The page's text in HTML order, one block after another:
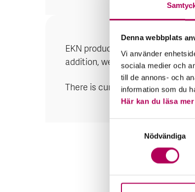
Denna webbplats
Vi använder
sociala medier och
till de annons- och
information som du
Här kan du läsa
Nödvändiga
EKN produce country risk
addition, we publish analyses
There is currently no country